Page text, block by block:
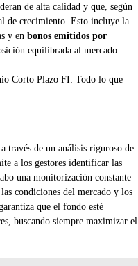
de alta calidad y que, según
de crecimiento. Esto incluye la
y en bonos emitidos por
equilibrada al mercado.
Corto Plazo FI: Todo lo que
través de un análisis riguroso de
a los gestores identificar las
una monitorización constante
condiciones del mercado y los
que el fondo esté
buscando siempre maximizar el